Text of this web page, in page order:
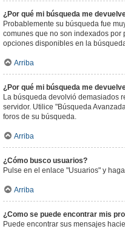
¿Por qué mi búsqueda me
Probablemente su búsqueda fue
comunes que no son indexados por
opciones disponibles en la
Arriba
¿Por qué mi búsqueda me
La búsqueda devolvió demasiados
servidor. Utilice "Búsqueda
foros de su búsqueda.
Arriba
¿Cómo busco usuarios?
Pulse en el enlace "Usuarios" y
Arriba
¿Como se puede encontrar mis
Puede encontrar sus mensajes